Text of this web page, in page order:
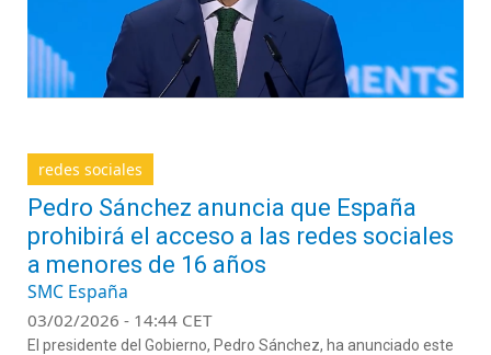
redes sociales
Pedro Sánchez anuncia que España
prohibirá el acceso a las redes sociales
a menores de 16 años
SMC España
03/02/2026 - 14:44 CET
El presidente del Gobierno, Pedro Sánchez, ha anunciado este